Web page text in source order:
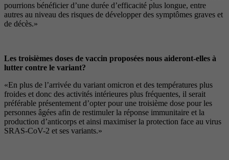
pourrions bénéficier d’une durée d’efficacité plus longue, entre
autres au niveau des risques de développer des symptômes graves et
de décès.»
Les troisièmes doses de vaccin proposées nous aideront-elles à
lutter contre le variant?
«En plus de l’arrivée du variant omicron et des températures plus
froides et donc des activités intérieures plus fréquentes, il serait
préférable présentement d’opter pour une troisième dose pour les
personnes âgées afin de restimuler la réponse immunitaire et la
production d’anticorps et ainsi maximiser la protection face au virus
SRAS-CoV-2 et ses variants.»